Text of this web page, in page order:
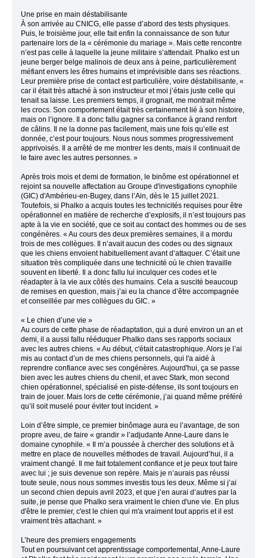
Une prise en main déstabilisante
À son arrivée au CNICG, elle passe d’abord des tests physiques.
Puis, le troisième jour, elle fait enfin la connaissance de son futur
partenaire lors de la « cérémonie du mariage ». Mais cette rencontre
n’est pas celle à laquelle la jeune militaire s’attendait. Phalko est un
jeune berger belge malinois de deux ans à peine, particulièrement
méfiant envers les êtres humains et imprévisible dans ses réactions.
Leur première prise de contact est particulière, voire déstabilisante, «
car il était très attaché à son instructeur et moi j’étais juste celle qui
tenait sa laisse. Les premiers temps, il grognait, me montrait même
les crocs. Son comportement était très certainement lié à son histoire,
mais on l’ignore. Il a donc fallu gagner sa confiance à grand renfort
de câlins. Il ne la donne pas facilement, mais une fois qu’elle est
donnée, c’est pour toujours. Nous nous sommes progressivement
apprivoisés. Il a arrêté de me montrer les dents, mais il continuait de
le faire avec les autres personnes. »
Après trois mois et demi de formation, le binôme est opérationnel et
rejoint sa nouvelle affectation au Groupe d'investigations cynophile
(GIC) d'Ambérieu-en-Bugey, dans l’Ain, dès le 15 juillet 2021.
Toutefois, si Phalko a acquis toutes les technicités requises pour être
opérationnel en matière de recherche d’explosifs, il n’est toujours pas
apte à la vie en société, que ce soit au contact des hommes ou de ses
congénères. « Au cours des deux premières semaines, il a mordu
trois de mes collègues. Il n’avait aucun des codes ou des signaux
que les chiens envoient habituellement avant d’attaquer. C’était une
situation très compliquée dans une technicité où le chien travaille
souvent en liberté. Il a donc fallu lui inculquer ces codes et le
réadapter à la vie aux côtés des humains. Cela a suscité beaucoup
de remises en question, mais j’ai eu la chance d’être accompagnée
et conseillée par mes collègues du GIC. »
« Le chien d’une vie »
Au cours de cette phase de réadaptation, qui a duré environ un an et
demi, il a aussi fallu rééduquer Phalko dans ses rapports sociaux
avec les autres chiens. « Au début, c'était catastrophique. Alors je l’ai
mis au contact d’un de mes chiens personnels, qui l'a aidé à
reprendre confiance avec ses congénères. Aujourd'hui, ça se passe
bien avec les autres chiens du chenil, et avec Stark, mon second
chien opérationnel, spécialisé en piste-défense, ils sont toujours en
train de jouer. Mais lors de cette cérémonie, j’ai quand même préféré
qu’il soit muselé pour éviter tout incident. »
Loin d’être simple, ce premier binômage aura eu l’avantage, de son
propre aveu, de faire « grandir » l’adjudante Anne-Laure dans le
domaine cynophile. « Il m’a poussée à chercher des solutions et à
mettre en place de nouvelles méthodes de travail. Aujourd’hui, il a
vraiment changé. Il me fait totalement confiance et je peux tout faire
avec lui ; je suis devenue son repère. Mais je n’aurais pas réussi
toute seule, nous nous sommes investis tous les deux. Même si j’ai
un second chien depuis avril 2023, et que j’en aurai d’autres par la
suite, je pense que Phalko sera vraiment le chien d'une vie. En plus
d'être le premier, c'est le chien qui m'a vraiment tout appris et il est
vraiment très attachant. »
L’heure des premiers engagements
Tout en poursuivant cet apprentissage comportemental, Anne-Laure